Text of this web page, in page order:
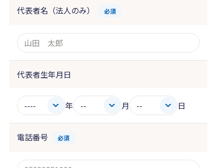
代表者名（法人のみ） 必須
代表者生年月日
年 月 日
電話番号 必須